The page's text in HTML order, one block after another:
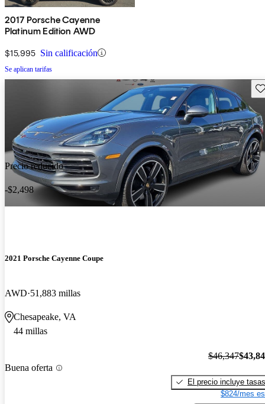
2017 Porsche Cayenne
Platinum Edition AWD
$15,995 Sin calificación
Se aplican tarifas
Precio reducido
-$2,498
2021 Porsche Cayenne Coupe
AWD 51,883 millas
Chesapeake, VA
44 millas
Buena oferta
$46,347
El precio incluye tasas
$824/mes